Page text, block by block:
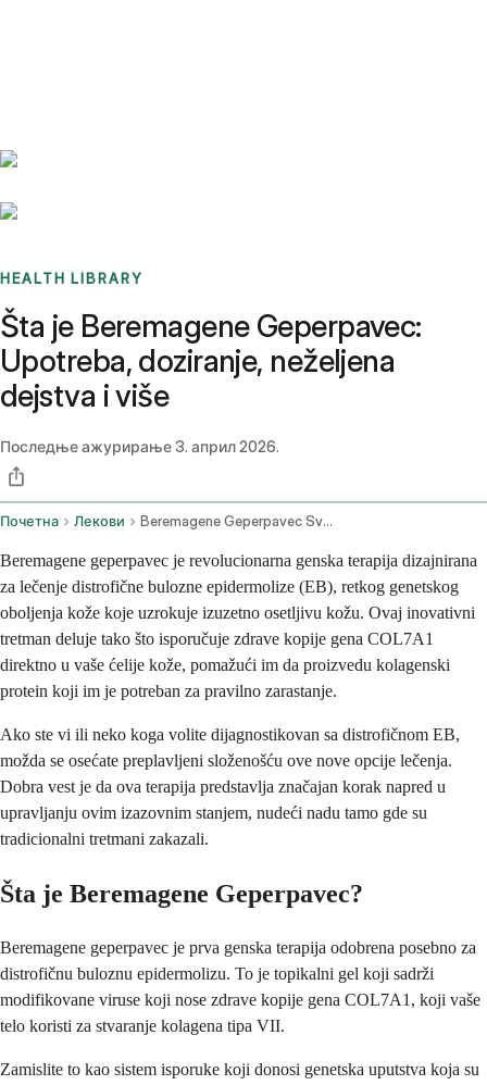
HEALTH LIBRARY
Šta je Beremagene Geperpavec:
Upotreba, doziranje, neželjena
dejstva i više
Последње ажурирање3. април 2026.
Почетна Лекови Beremagene Geperpavec Svdt Topical Application Route
Beremagene geperpavec je revolucionarna genska terapija dizajnirana
za lečenje distrofične bulozne epidermolize (EB), retkog genetskog
oboljenja kože koje uzrokuje izuzetno osetljivu kožu. Ovaj inovativni
tretman deluje tako što isporučuje zdrave kopije gena COL7A1
direktno u vaše ćelije kože, pomažući im da proizvedu kolagenski
protein koji im je potreban za pravilno zarastanje.
Ako ste vi ili neko koga volite dijagnostikovan sa distrofičnom EB,
možda se osećate preplavljeni složenošću ove nove opcije lečenja.
Dobra vest je da ova terapija predstavlja značajan korak napred u
upravljanju ovim izazovnim stanjem, nudeći nadu tamo gde su
tradicionalni tretmani zakazali.
Šta je Beremagene Geperpavec?
Beremagene geperpavec je prva genska terapija odobrena posebno za
distrofičnu buloznu epidermolizu. To je topikalni gel koji sadrži
modifikovane viruse koji nose zdrave kopije gena COL7A1, koji vaše
telo koristi za stvaranje kolagena tipa VII.
Zamislite to kao sistem isporuke koji donosi genetska uputstva koja su